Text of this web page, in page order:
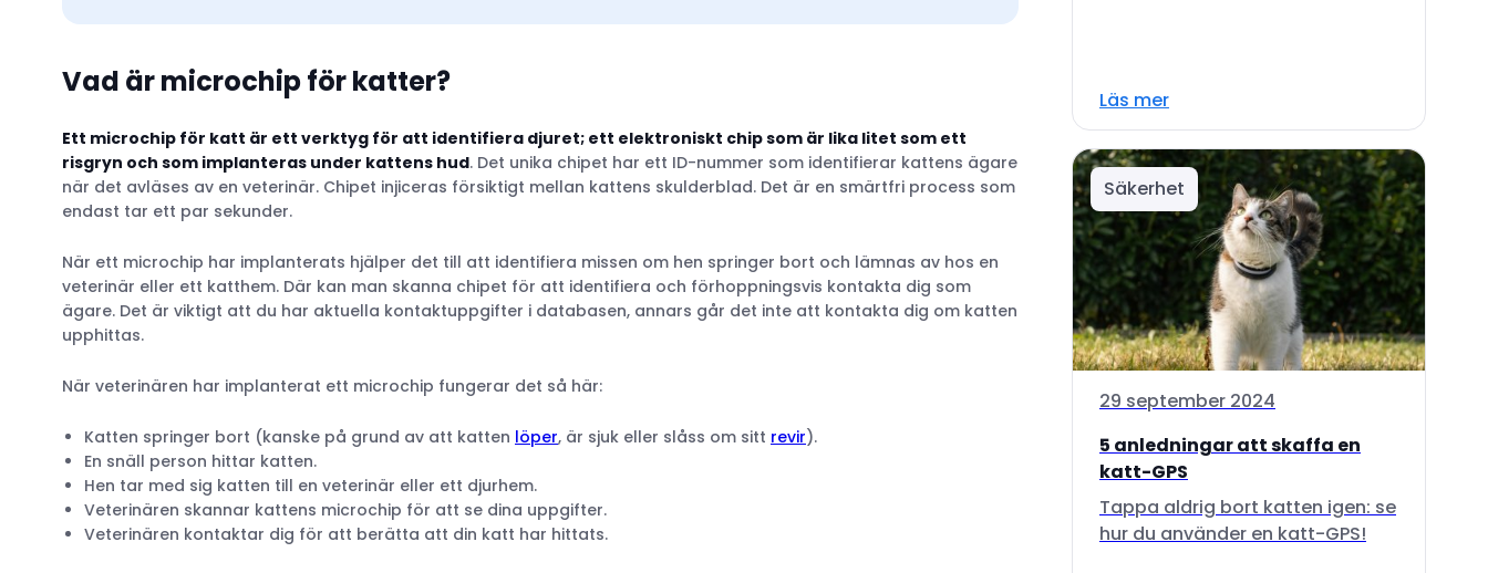
Vad är microchip för katter?
Ett microchip för katt är ett verktyg för att identifiera djuret; ett elektroniskt chip som är lika litet som ett
risgryn och som implanteras under kattens hud. Det unika chipet har ett ID-nummer som identifierar kattens ägare
när det avläses av en veterinär. Chipet injiceras försiktigt mellan kattens skulderblad. Det är en smärtfri process som
endast tar ett par sekunder.
När ett microchip har implanterats hjälper det till att identifiera missen om hen springer bort och lämnas av hos en
veterinär eller ett katthem. Där kan man skanna chipet för att identifiera och förhoppningsvis kontakta dig som
ägare. Det är viktigt att du har aktuella kontaktuppgifter i databasen, annars går det inte att kontakta dig om katten
upphittas.
När veterinären har implanterat ett microchip fungerar det så här:
Katten springer bort (kanske på grund av att katten löper, är sjuk eller slåss om sitt revir).
En snäll person hittar katten.
Hen tar med sig katten till en veterinär eller ett djurhem.
Veterinären skannar kattens microchip för att se dina uppgifter.
Veterinären kontaktar dig för att berätta att din katt har hittats.
Läs mer
Säkerhet
29 september 2024
5 anledningar att skaffa en
katt-GPS
Tappa aldrig bort katten igen: se
hur du använder en katt-GPS!